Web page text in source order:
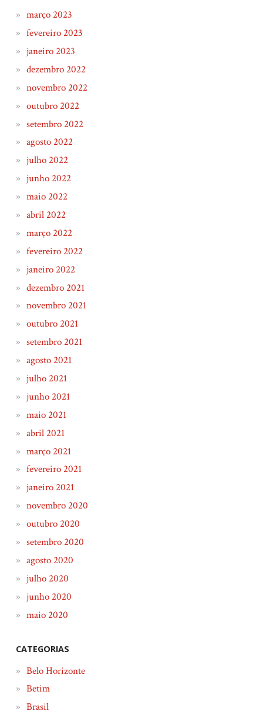
março 2023
fevereiro 2023
janeiro 2023
dezembro 2022
novembro 2022
outubro 2022
setembro 2022
agosto 2022
julho 2022
junho 2022
maio 2022
abril 2022
março 2022
fevereiro 2022
janeiro 2022
dezembro 2021
novembro 2021
outubro 2021
setembro 2021
agosto 2021
julho 2021
junho 2021
maio 2021
abril 2021
março 2021
fevereiro 2021
janeiro 2021
novembro 2020
outubro 2020
setembro 2020
agosto 2020
julho 2020
junho 2020
maio 2020
CATEGORIAS
Belo Horizonte
Betim
Brasil